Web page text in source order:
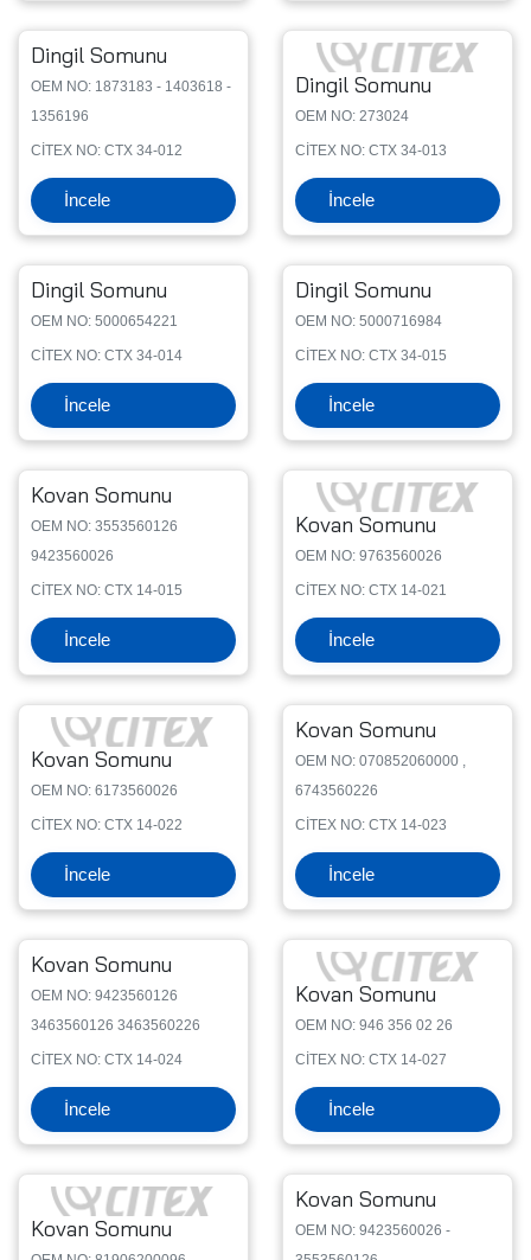
Dingil Somunu
OEM NO: 1873183 - 1403618 -
1356196
CİTEX NO: CTX 34-012
İncele
Dingil Somunu
OEM NO: 273024
CİTEX NO: CTX 34-013
İncele
Dingil Somunu
OEM NO: 5000654221
CİTEX NO: CTX 34-014
İncele
Dingil Somunu
OEM NO: 5000716984
CİTEX NO: CTX 34-015
İncele
Kovan Somunu
OEM NO: 3553560126
9423560026
CİTEX NO: CTX 14-015
İncele
Kovan Somunu
OEM NO: 9763560026
CİTEX NO: CTX 14-021
İncele
Kovan Somunu
OEM NO: 6173560026
CİTEX NO: CTX 14-022
İncele
Kovan Somunu
OEM NO: 070852060000 ,
6743560226
CİTEX NO: CTX 14-023
İncele
Kovan Somunu
OEM NO: 9423560126
3463560126 3463560226
CİTEX NO: CTX 14-024
İncele
Kovan Somunu
OEM NO: 946 356 02 26
CİTEX NO: CTX 14-027
İncele
Kovan Somunu
Kovan Somunu
OEM NO: 9423560026 -